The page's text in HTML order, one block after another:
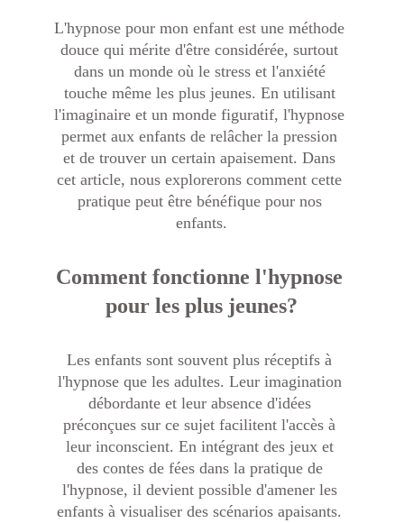
L'hypnose pour mon enfant est une méthode
douce qui mérite d'être considérée, surtout
dans un monde où le stress et l'anxiété
touche même les plus jeunes. En utilisant
l'imaginaire et un monde figuratif, l'hypnose
permet aux enfants de relâcher la pression
et de trouver un certain apaisement. Dans
cet article, nous explorerons comment cette
pratique peut être bénéfique pour nos
enfants.
Comment fonctionne l'hypnose
pour les plus jeunes?
Les enfants sont souvent plus réceptifs à
l'hypnose que les adultes. Leur imagination
débordante et leur absence d'idées
préconçues sur ce sujet facilitent l'accès à
leur inconscient. En intégrant des jeux et
des contes de fées dans la pratique de
l'hypnose, il devient possible d'amener les
enfants à visualiser des scénarios apaisants.